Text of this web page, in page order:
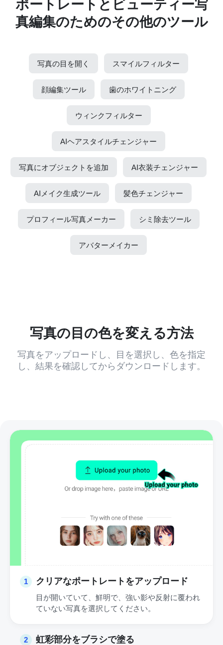
ポートレートとビューティー写
真編集のためのその他のツール
写真の目を開く スマイルフィルター
顔編集ツール 歯のホワイトニング
ウィンクフィルター
AIヘアスタイルチェンジャー
写真にオブジェクトを追加 AI衣装チェンジャー
AIメイク生成ツール 髪色チェンジャー
プロフィール写真メーカー シミ除去ツール
アバターメイカー
写真の目の色を変える方法
写真をアップロードし、目を選択し、色を指定
し、結果を確認してからダウンロードします。
1 クリアなポートレートをアップロード
目が開いていて、鮮明で、強い影や反射に覆われ
ていない写真を選択してください。
2 虹彩部分をブラシで塗る